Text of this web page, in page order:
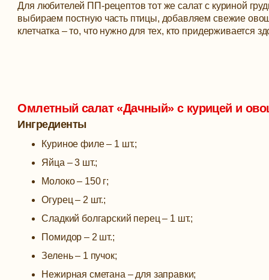
Для любителей ПП-рецептов тот же салат с куриной
выбираем постную часть птицы, добавляем свежие
клетчатка – то, что нужно для тех, кто придерживается
Омлетный салат «Дачный» с курицей и
Ингредиенты
Куриное филе – 1 шт.;
Яйца – 3 шт.;
Молоко – 150 г;
Огурец – 2 шт.;
Сладкий болгарский перец – 1 шт.;
Помидор – 2 шт.;
Зелень – 1 пучок;
Нежирная сметана – для заправки;